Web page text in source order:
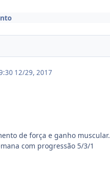
12/29, 2017
de força e ganho muscular.
com progressão 5/3/1